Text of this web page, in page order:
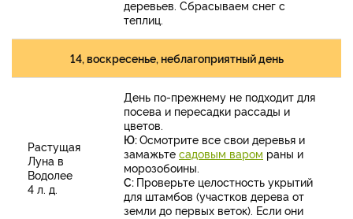
деревьев. Сбрасываем снег с
теплиц.
14, воскресенье, неблагоприятный день
Растущая
Луна в
Водолее
4 л. д.
День по-прежнему не подходит для
посева и пересадки рассады и
цветов.
Ю:Осмотрите все свои деревья и
замажьте садовым варом раны и
морозобоины.
С: Проверьте целостность укрытий
для штамбов (участков дерева от
земли до первых веток). Если они